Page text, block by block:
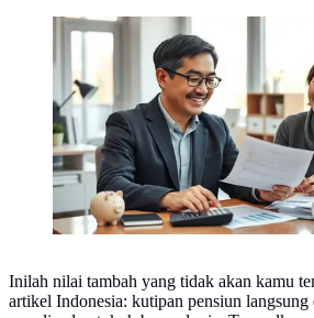
tujuan dana pensiun (image
Inilah nilai tambah yang tidak akan kamu
artikel Indonesia: kutipan pensiun langsung